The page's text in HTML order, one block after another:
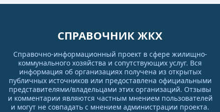
СПРАВОЧНИК ЖКХ
Справочно-информационный проект в сфере жилищно-
коммунального хозяйства и сопутствующих услуг. Вся
информация об организациях получена из открытых
публичных источников или предоставлена официальными
представителями/владельцами этих организаций. Отзывы
и комментарии являются частным мнением пользователей
и могут не совпадать с мнением администрации проекта.